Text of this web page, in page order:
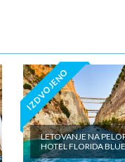
plaćaju u valuti
IZDVOJENO
LETOVANJE NA
HOTEL FLORIDA